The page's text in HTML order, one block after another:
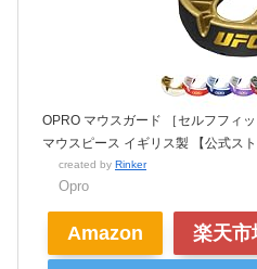
OPRO マウスガード ［セルフフィ
マウスピース イギリス製 【公式ス
created by Rinker
Opro
Amazon 楽天市